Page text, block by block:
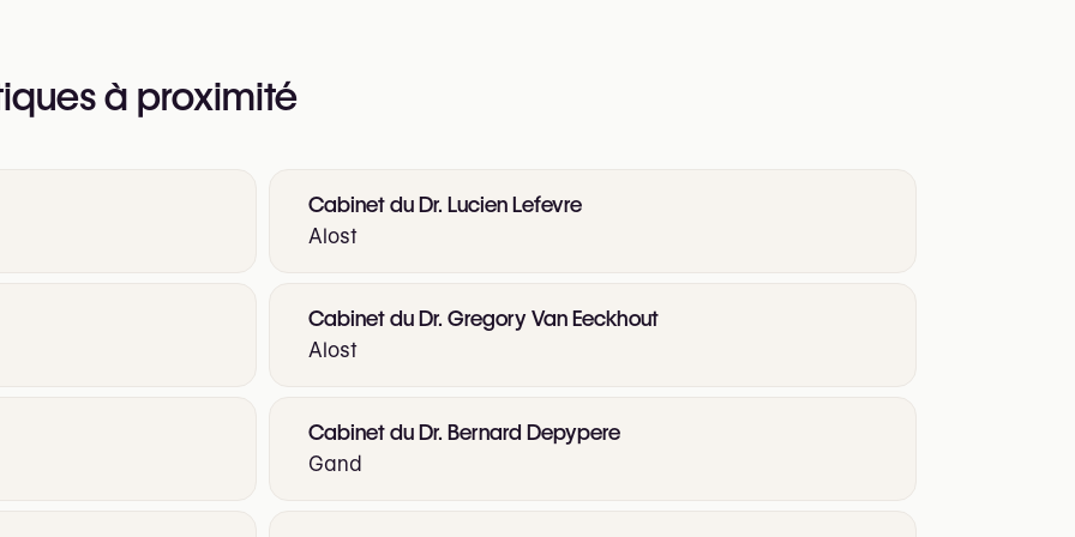
à proximité
Cabinet du Dr. Lucien Lefevre
Alost
Cabinet du Dr. Gregory Van Eeckhout
Alost
Cabinet du Dr. Bernard Depypere
Gand